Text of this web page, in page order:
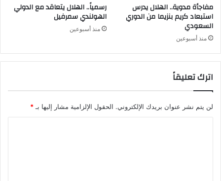
مفاجأة مدوية.. الهلال يدرس
استبعاد كريم بنزيما من الدوري
السعودي
منذ أسبوعين
رسمياً.. الهلال يتعاقد مع الدولي
الهولندي سمرفيل
منذ أسبوعين
اترك تعليقاً
لن يتم نشر عنوان بريدك الإلكتروني. الحقول الإلزامية مشار إليها بـ *